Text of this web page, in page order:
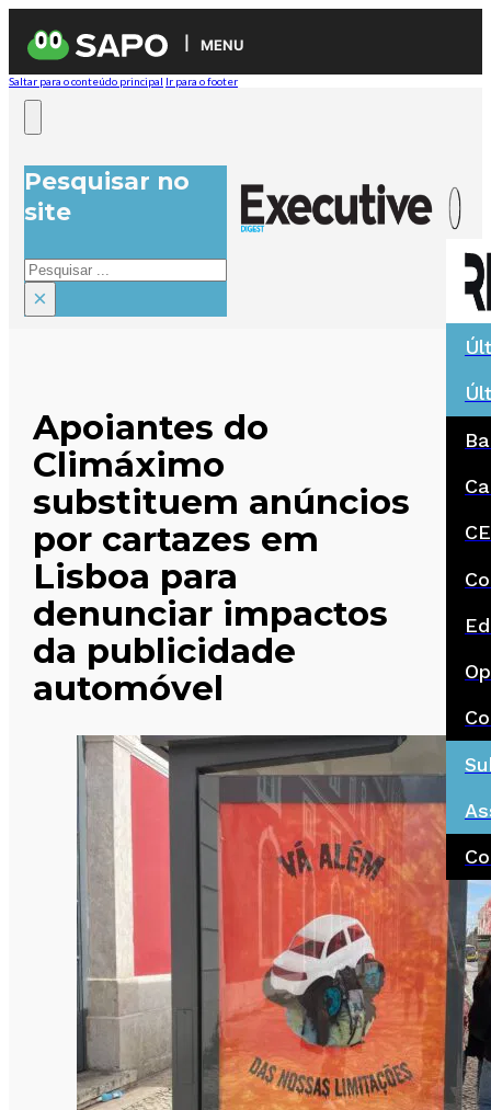
MENU
Saltar para o conteúdo principal Ir para o footer
Pesquisar no
site
Pesquisar
×
Apoiantes do
Climáximo
substituem anúncios
por cartazes em
Lisboa para
denunciar impactos
da publicidade
automóvel